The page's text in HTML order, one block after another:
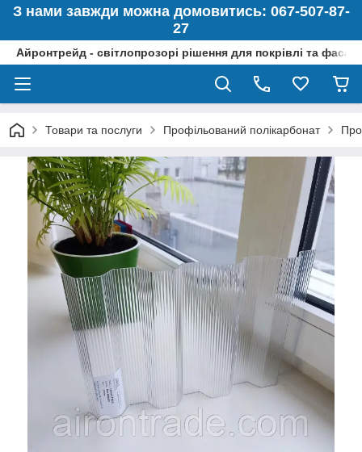
З нами завжди можна домовитись: 067-507-87-
27
Айронтрейд - світлопрозорі рішення для покрівлі та
Товари та послуги Профільований полікарбонат